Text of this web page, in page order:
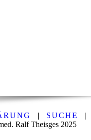
| SUCHE |
Ralf Theisges 2025